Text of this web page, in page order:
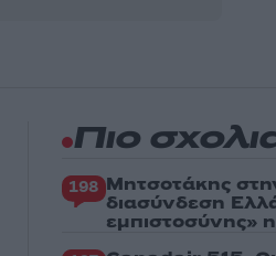
Πιο
198 Μητσοτάκης
διασύνδεση
εμπιστοσύνης»